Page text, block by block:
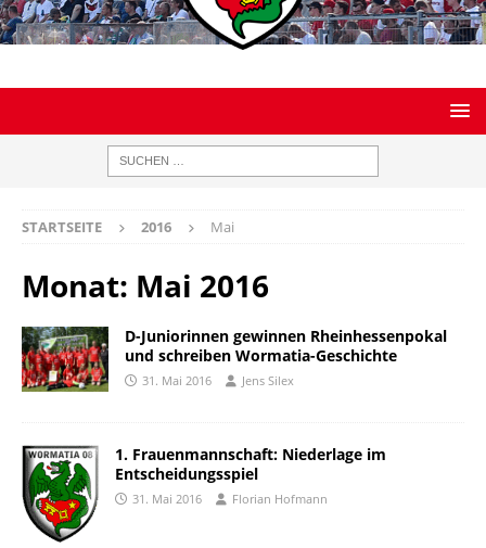
STARTSEITE 2016 Mai
Monat: Mai 2016
D-Juniorinnen gewinnen Rheinhessenpokal
und schreiben Wormatia-Geschichte
31. Mai 2016 Jens Silex
1. Frauenmannschaft: Niederlage im
Entscheidungsspiel
31. Mai 2016 Florian Hofmann